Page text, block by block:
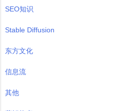
SEO知识
Stable Diffusion
东方文化
信息流
其他